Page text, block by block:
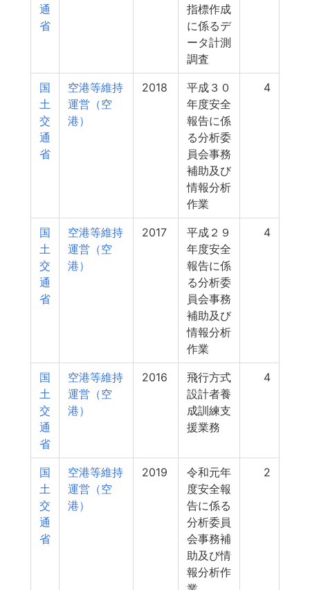
通
省
指標作成
に係るデ
ータ計測
調査
国
土
交
通
省
空港等維持
運営（空
港）
2018
平成３０
年度安全
報告に係
る分析委
員会事務
補助及び
情報分析
作業
4
国
土
交
通
省
空港等維持
運営（空
港）
2017
平成２９
年度安全
報告に係
る分析委
員会事務
補助及び
情報分析
作業
4
国
土
交
通
省
空港等維持
運営（空
港）
2016
飛行方式
設計者養
成訓練支
援業務
4
国
土
交
通
省
空港等維持
運営（空
港）
2019
令和元年
度安全報
告に係る
分析委員
会事務補
助及び情
報分析作
2